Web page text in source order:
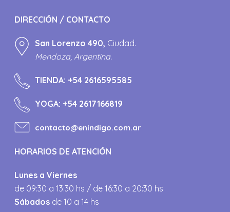
DIRECCIÓN / CONTACTO
San Lorenzo 490, Ciudad.
Mendoza, Argentina.
TIENDA:+54 2616595585
YOGA:+54 2617166819
contacto@enindigo.com.ar
HORARIOS DE ATENCIÓN
Lunes a Viernes
de 09:30 a 13:30 hs / de 16:30 a 20:30 hs
Sábados de 10 a 14 hs